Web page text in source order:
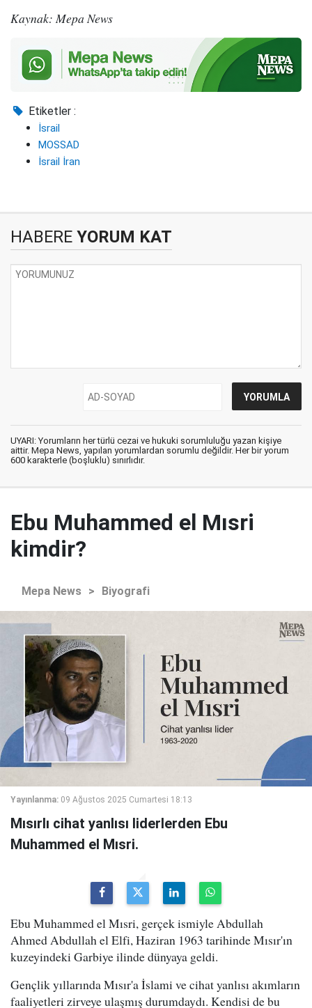
Kaynak: Mepa News
Etiketler :
İsrail
MOSSAD
İsrail İran
HABERE YORUM KAT
UYARI: Yorumların her türlü cezai ve hukuki sorumluluğu yazan kişiye
aittir. Mepa News, yapılan yorumlardan sorumlu değildir. Her bir yorum
600 karakterle (boşluklu) sınırlıdır.
Ebu Muhammed el Mısri
kimdir?
Mepa News > Biyografi
Yayınlanma: 09 Ağustos 2025 Cumartesi 18:13
Mısırlı cihat yanlısı liderlerden Ebu
Muhammed el Mısri.
Ebu Muhammed el Mısri, gerçek ismiyle Abdullah
Ahmed Abdullah el Elfi, Haziran 1963 tarihinde Mısır'ın
kuzeyindeki Garbiye ilinde dünyaya geldi.
Gençlik yıllarında Mısır'a İslami ve cihat yanlısı akımların
faaliyetleri zirveye ulaşmış durumdaydı. Kendisi de bu